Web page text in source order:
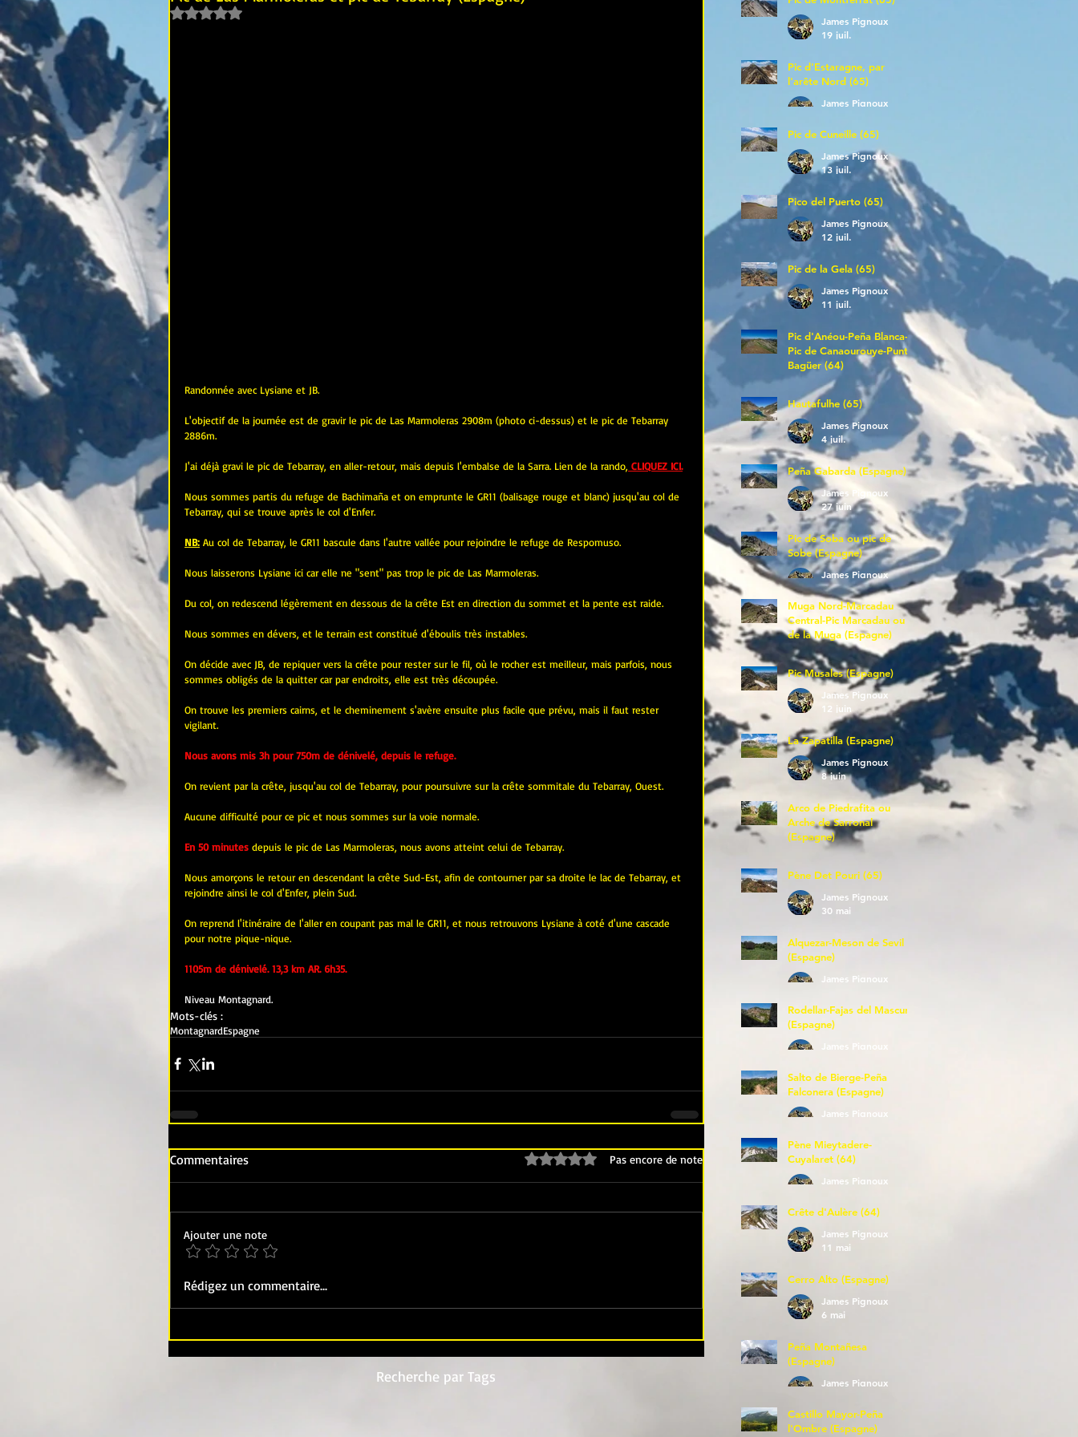
Noté NaN étoiles sur 5.
Randonnée avec Lysiane et JB.
L'objectif de la journée est de gravir le pic de Las Marmoleras 2908m (photo ci-dessus) et le pic de Tebarray
2886m.
J'ai déjà gravi le pic de Tebarray, en aller-retour, mais depuis l'embalse de la Sarra. Lien de la rando, CLIQUEZ ICI.
Nous sommes partis du refuge de Bachimaña et on emprunte le GR11 (balisage rouge et blanc) jusqu'au col de
Tebarray, qui se trouve après le col d'Enfer.
NB: Au col de Tebarray, le GR11 bascule dans l'autre vallée pour rejoindre le refuge de Respomuso.
Nous laisserons Lysiane ici car elle ne "sent" pas trop le pic de Las Marmoleras.
Du col, on redescend légèrement en dessous de la crête Est en direction du sommet et la pente est raide.
Nous sommes en dévers, et le terrain est constitué d'éboulis très instables.
On décide avec JB, de repiquer vers la crête pour rester sur le fil, où le rocher est meilleur, mais parfois, nous
sommes obligés de la quitter car par endroits, elle est très découpée.
On trouve les premiers cairns, et le cheminement s'avère ensuite plus facile que prévu, mais il faut rester
vigilant.
Nous avons mis 3h pour 750m de dénivelé, depuis le refuge.
On revient par la crête, jusqu'au col de Tebarray, pour poursuivre sur la crête sommitale du Tebarray, Ouest.
Aucune difficulté pour ce pic et nous sommes sur la voie normale.
En 50 minutes depuis le pic de Las Marmoleras, nous avons atteint celui de Tebarray.
Nous amorçons le retour en descendant la crête Sud-Est, afin de contourner par sa droite le lac de Tebarray, et
rejoindre ainsi le col d'Enfer, plein Sud.
On reprend l'itinéraire de l'aller en coupant pas mal le GR11, et nous retrouvons Lysiane à coté d'une cascade
pour notre pique-nique.
1105m de dénivelé. 13,3 km AR. 6h35.
Niveau Montagnard.
Mots-clés :
MontagnardEspagne
Commentaires Noté 0 étoile sur 5. Pas encore de note
Ajouter une note
Rédigez un commentaire...
Recherche par Tags
James Pignoux
19 juil.
Pic d'Estaragne, par
l'arête Nord (65)
James Pignoux
Pic de Cuneille (65)
James Pignoux
13 juil.
Pico del Puerto (65)
James Pignoux
12 juil.
Pic de la Gela (65)
James Pignoux
11 juil.
Pic d'Anéou-Peña Blanca-
Pic de Canaourouye-Punta
Bagüer (64)
James Pignoux
5 juil.
Hautafulhe (65)
James Pignoux
4 juil.
Peña Gabarda (Espagne)
James Pignoux
27 juin
Pic de Soba ou pic de
Sobe (Espagne)
James Pignoux
25 juin
Muga Nord-Marcadau
Central-Pic Marcadau ou
de la Muga (Espagne)
James Pignoux
21 juin
Pic Musales (Espagne)
James Pignoux
12 juin
La Zapatilla (Espagne)
James Pignoux
8 juin
Arco de Piedrafita ou
Arche de Sarronal
(Espagne)
7 juin
Pène Det Pouri (65)
James Pignoux
30 mai
Alquezar-Meson de Sevil
(Espagne)
James Pignoux
Rodellar-Fajas del Mascun
(Espagne)
James Pignoux
Salto de Bierge-Peña
Falconera (Espagne)
James Pignoux
Pène Mieytadere-
Cuyalaret (64)
James Pignoux
Crête d'Aulère (64)
James Pignoux
11 mai
Cerro Alto (Espagne)
James Pignoux
6 mai
Peña Montañesa
(Espagne)
James Pignoux
Castillo Mayor-Peña
l'Ombre (Espagne)